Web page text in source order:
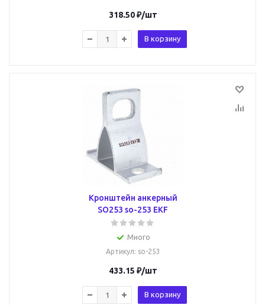
318.50₽/шт
В корзину
Кронштейн анкерный
SO253 so-253 EKF
Много
Артикул: so-253
433.15 ₽/шт
В корзину